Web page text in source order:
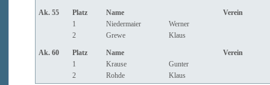
Ak. 55 Platz Name
Verein
1
Niedermaier
Werner
2
Grewe Klaus
Ak. 60 Platz Name
Verein
1
Krause
Gunter
2
Rohde Klaus